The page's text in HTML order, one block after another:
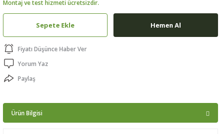
Montaj ve test hizmeti ücretsizdir.
Sepete Ekle Hemen Al
Fiyatı Düşünce Haber Ver
Yorum Yaz
Paylaş
Ürün Bilgisi